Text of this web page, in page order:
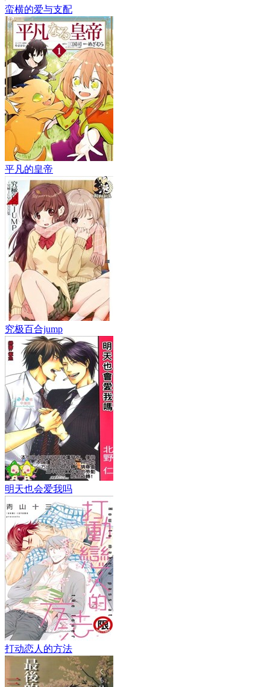
蛮横的爱与支配
平凡的皇帝
究极百合jump
明天也会爱我吗
打动恋人的方法